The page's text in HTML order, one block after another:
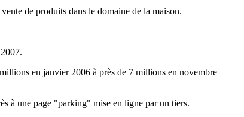
de produits dans le domaine de la maison.
en janvier 2006 à près de 7 millions en novembre
à une page "parking" mise en ligne par un tiers.